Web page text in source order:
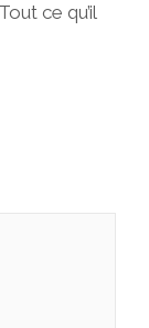
ce qu’il